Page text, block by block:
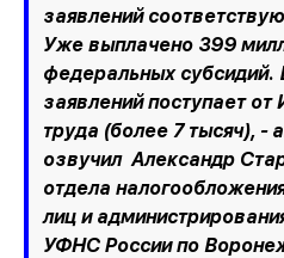
заявлений
Уже выплачено 399
федеральных субсидий.
заявлений поступает
труда (более 7 тысяч), -
озвучил Александр
отдела
лиц и
УФНС России по